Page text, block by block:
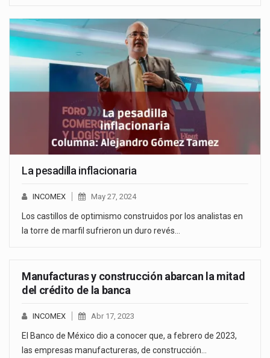
La pesadilla inflacionaria
INCOMEX May 27, 2024
Los castillos de optimismo construidos por los analistas en
la torre de marfil sufrieron un duro revés…
Manufacturas y construcción abarcan la mitad
del crédito de la banca
INCOMEX Abr 17, 2023
El Banco de México dio a conocer que, a febrero de 2023,
las empresas manufactureras, de construcción…